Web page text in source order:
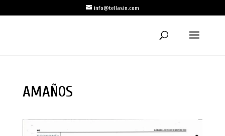
info@tellasin.com
AMAÑOS